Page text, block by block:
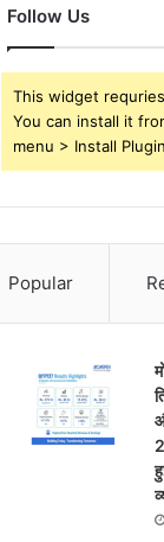
Follow Us
This widget
You can install it
menu > Install
Popular